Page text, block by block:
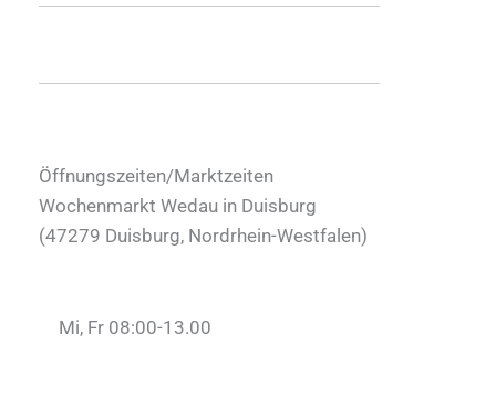
Öffnungszeiten/Marktzeiten
Wochenmarkt Wedau in Duisburg
(47279 Duisburg, Nordrhein-Westfalen)
Mi, Fr 08:00-13.00